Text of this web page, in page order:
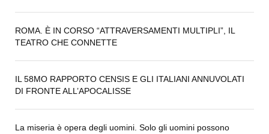
ROMA. È IN CORSO “ATTRAVERSAMENTI MULTIPLI”, IL
TEATRO CHE CONNETTE
IL 58MO RAPPORTO CENSIS E GLI ITALIANI ANNUVOLATI
DI FRONTE ALL’APOCALISSE
La miseria è opera degli uomini. Solo gli uomini possono